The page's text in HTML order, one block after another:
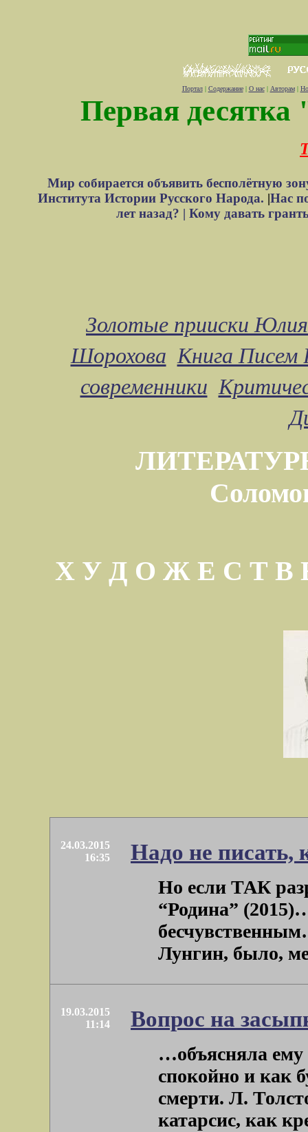
Портал| Содержание| О нас| Авторам|
Первая десятка
Мир собирается объявить бесполётную
Института Истории Русского Народа. |Нас
лет назад? | Кому давать
Золотые прииски
Шорохова Книга Писем
современники
Х У Д О Ж Е С Т
24.03.2015
16:35
Надо не писать,
Но если ТАК
“Родина”
Лунгин, было,
19.03.2015
11:14
Вопрос на
…объясняла ему
спокойно и как
смерти. Л.
катарсис, как